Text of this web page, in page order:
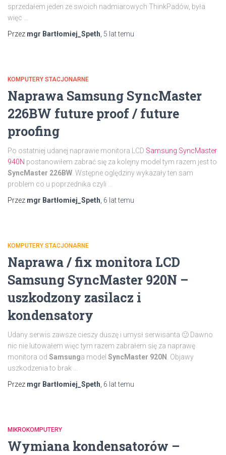
sprzedałem jeden ze swoich nadmiarowych ThinkPadów, była
więc …
Przez mgr Bartłomiej_Speth 5 lattemu
KOMPUTERY STACJONARNE
Naprawa Samsung SyncMaster
226BW future proof / future
proofing
Po ostatniej udanej naprawie monitora LCD Samsung SyncMaster
940N postanowiłem zabrać się za kolejny model tym razem jest to
SyncMaster 226BW . Wstępne oględziny wykazały ten sam
problem co u poprzednika czyli …
Przez mgr Bartłomiej_Speth 6 lattemu
KOMPUTERY STACJONARNE
Naprawa / fix monitora LCD
Samsung SyncMaster 920N –
uszkodzony zasilacz i
kondensatory
Udany serwis zawsze cieszy duszę i umysł serwisanta 🙂 Dawno
nic nie lutowałem więc tym razem zabrałem się za naprawę
monitora od Samsunga model SyncMaster 920N
. Objawy
uszkodzenia to brak …
Przez mgr Bartłomiej_Speth 6 lattemu
MIKROKOMPUTERY
Wymiana kondensatorów –